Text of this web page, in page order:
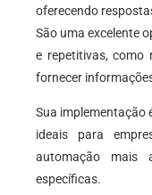
oferecendo
São uma excelente
e repetitivas, como
fornecer
Sua implementação
ideais para
automação mais
específicas.